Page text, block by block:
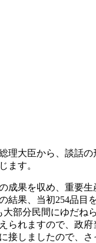
理大臣から、談話
ます。
成果を収め、重要生
結果、当初254品目
部分民間にゆだね
られますので、政府
接しましたので、さ